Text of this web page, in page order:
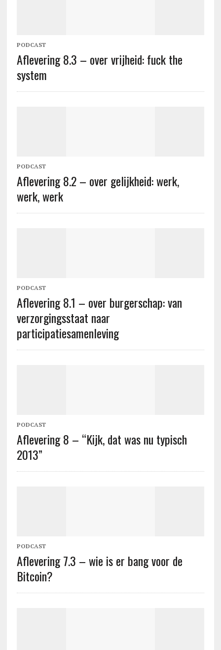
PODCAST
Aflevering 8.3 – over vrijheid: fuck the
system
PODCAST
Aflevering 8.2 – over gelijkheid: werk,
werk, werk
PODCAST
Aflevering 8.1 – over burgerschap: van
verzorgingsstaat naar
participatiesamenleving
PODCAST
Aflevering 8 – “Kijk, dat was nu typisch
2013”
PODCAST
Aflevering 7.3 – wie is er bang voor de
Bitcoin?